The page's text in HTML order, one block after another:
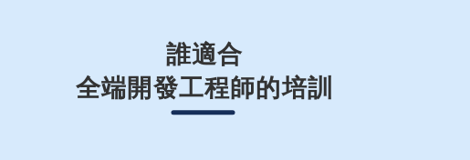
誰適合
全端開發工程師的培訓